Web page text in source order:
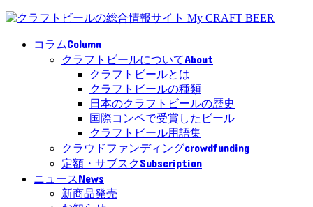
コラムColumn
クラフトビールについてAbout
クラフトビールとは
クラフトビールの種類
日本のクラフトビールの歴史
国際コンペで受賞したビール
クラフトビール用語集
クラウドファンディングcrowdfunding
定額・サブスクSubscription
ニュースNews
新商品発売